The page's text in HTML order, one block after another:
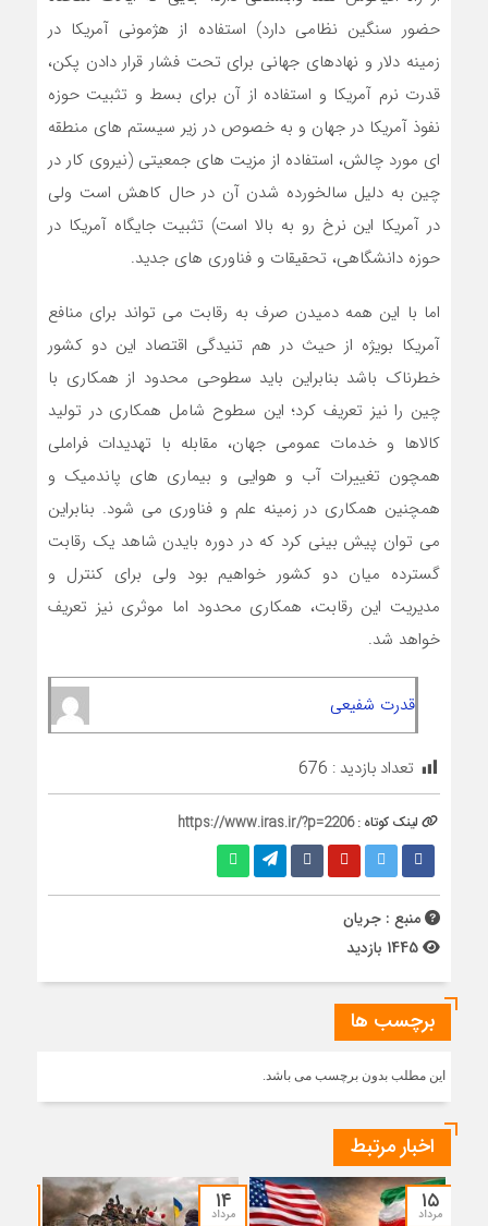
حضور سنگین نظامی دارد) استفاده از هژمونی آمریکا در
زمینه دلار و نهادهای جهانی برای تحت فشار قرار دادن پکن،
قدرت نرم آمریکا و استفاده از آن برای بسط و تثبیت حوزه
نفوذ آمریکا در جهان و به خصوص در زیر سیستم های منطقه
ای مورد چالش، استفاده از مزیت های جمعیتی (نیروی کار در
چین به دلیل سالخورده شدن آن در حال کاهش است ولی
در آمریکا این نرخ رو به بالا است) تثبیت جایگاه آمریکا در
حوزه دانشگاهی، تحقیقات و فناوری های جدید.
اما با این همه دمیدن صرف به رقابت می تواند برای منافع
آمریکا بویژه از حیث در هم تنیدگی اقتصاد این دو کشور
خطرناک باشد بنابراین باید سطوحی محدود از همکاری با
چین را نیز تعریف کرد؛ این سطوح شامل همکاری در تولید
کالاها و خدمات عمومی جهان، مقابله با تهدیدات فراملی
همچون تغییرات آب و هوایی و بیماری های پاندمیک و
همچنین همکاری در زمینه علم و فناوری می شود. بنابراین
می توان پیش بینی کرد که در دوره بایدن شاهد یک رقابت
گسترده میان دو کشور خواهیم بود ولی برای کنترل و
مدیریت این رقابت، همکاری محدود اما موثری نیز تعریف
خواهد شد.
قدرت شفیعی
تعداد بازدید : 676
لینک کوتاه :https://www.iras.ir/?p=2206
منبع : جریان
برچسب ها
این مطلب بدون برچسب می باشد.
اخبار مرتبط
۱۵
مرداد ۱۴
مرداد